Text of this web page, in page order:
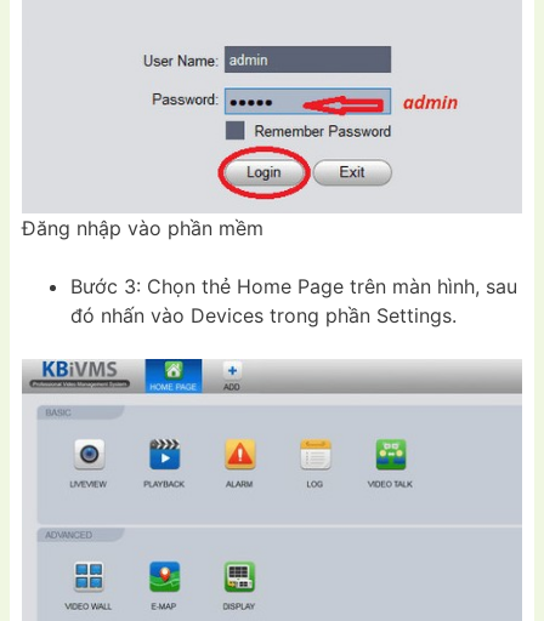
Đăng nhập vào phần mềm
Bước 3: Chọn thẻ Home Page trên màn hình, sau
đó nhấn vào Devices trong phần Settings.